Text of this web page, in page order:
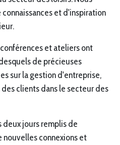
et d'inspiration
et ateliers ont
de précieuses
sur la gestion d'entreprise,
clients dans le secteur des
deux jours remplis de
nouvelles connexions et